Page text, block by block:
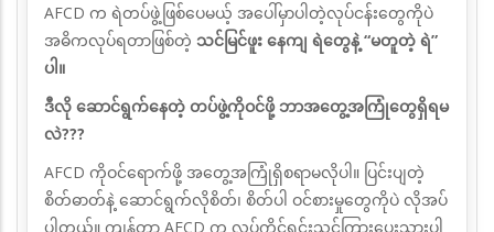
AFCD က ရဲတပ်ဖွဲ့ဖြစ်ပေမယ့် အပေါ်မှာပါတဲ့လုပ်ငန်းတွေကိုပဲ
အဓိကလုပ်ရတာဖြစ်တဲ့ သင်မြင်ဖူး နေကျ ရဲတွေနဲ့ “မတူတဲ့ ရဲ”
ပါ။
ဒီလို ဆောင်ရွက်နေတဲ့ တပ်ဖွဲ့ကိုဝင်ဖို့ ဘာအတွေ့အကြုံတွေရှိရမ
လဲ???
AFCD ကိုဝင်ရောက်ဖို့ အတွေ့အကြုံရှိစရာမလိုပါ။ ပြင်းပျတဲ့
စိတ်ဓာတ်နဲ့ ဆောင်ရွက်လိုစိတ်၊ စိတ်ပါ ဝင်စားမှုတွေကိုပဲ လိုအပ်
ပါတယ်။ ကျန်တာ AFCD က လုပ်ကိုင်ရင်းသင်ကြားပေးသွားပါ